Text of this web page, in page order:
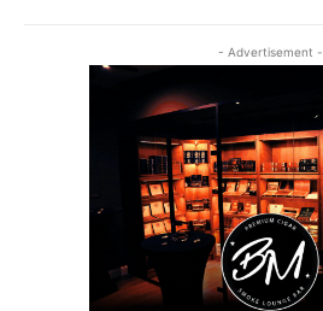
- Advertisement -